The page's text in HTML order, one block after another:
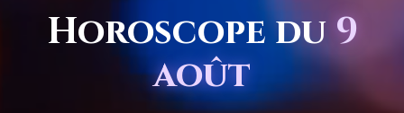
Horoscope du 9
août